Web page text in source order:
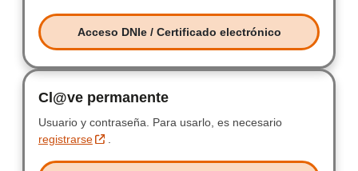
Acceso DNIe / Certificado electrónico
Acceso DNIe / Certificado
Cl@ve permanenteClave permanente
Usuario y contraseña. Usuario y contraseña.
Para usarlo, es necesario
registrarse
.